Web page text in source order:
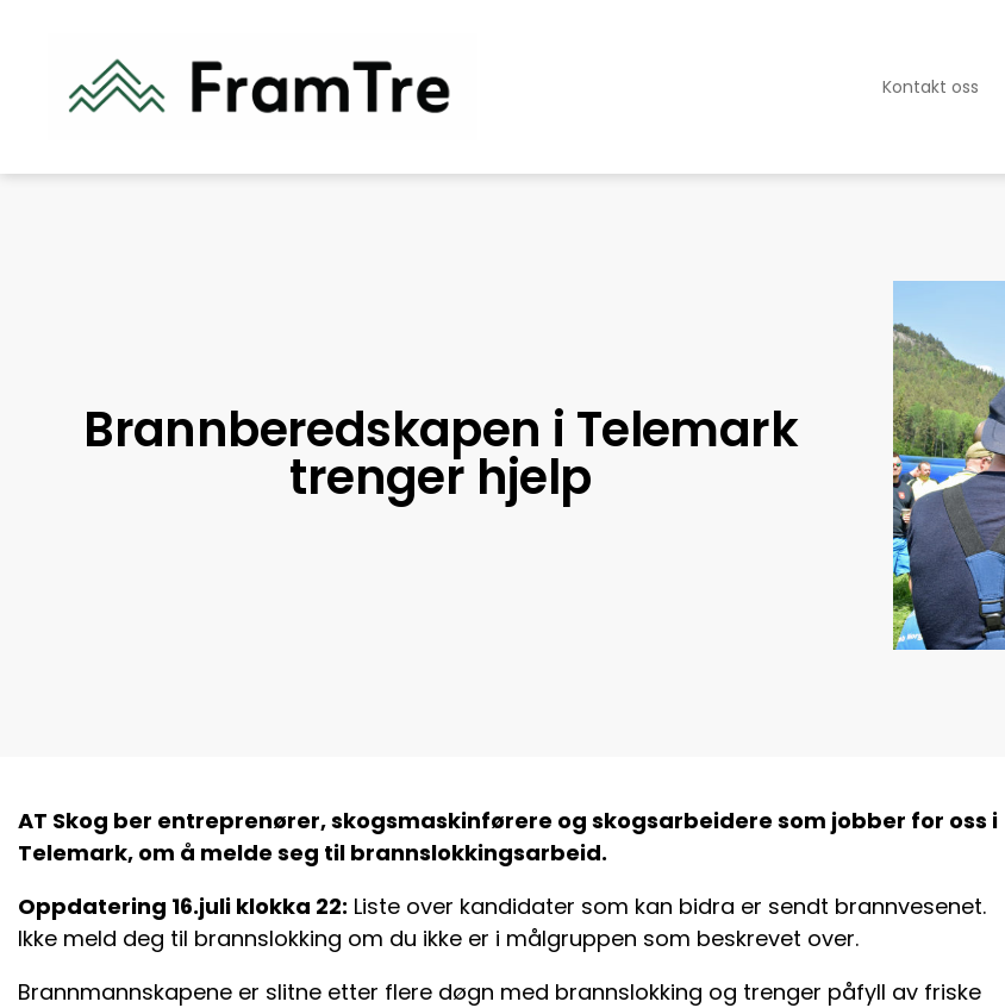
Kontakt oss
Brannberedskapen i Telemark
trenger hjelp
AT Skog ber entreprenører, skogsmaskinførere og skogsarbeidere som jobber for oss i
Telemark, om å melde seg til brannslokkingsarbeid.
Oppdatering 16.juli klokka 22: Liste over kandidater som kan bidra er sendt brannvesenet.
Ikke meld deg til brannslokking om du ikke er i målgruppen som beskrevet over.
Brannmannskapene er slitne etter flere døgn med brannslokking og trenger påfyll av friske